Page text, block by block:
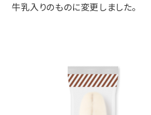
牛乳入りのものに変更しました。